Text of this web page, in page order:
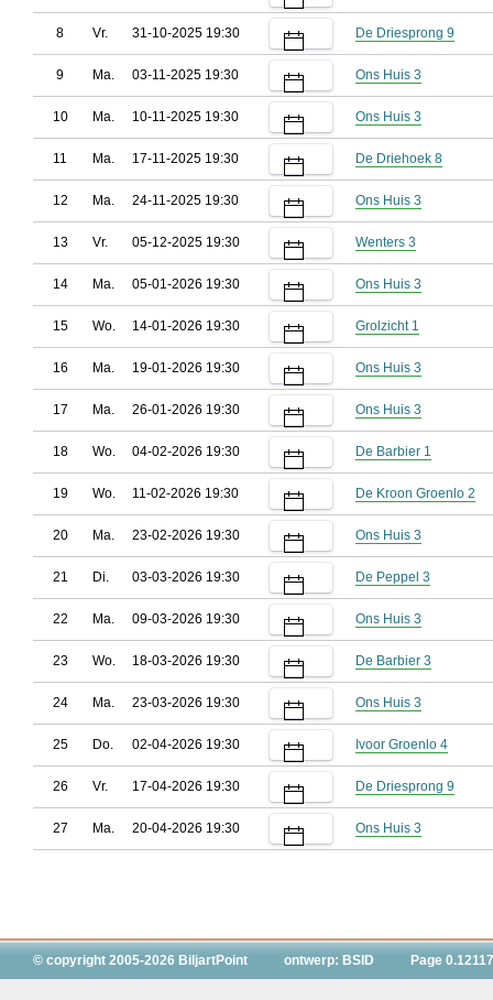
8 Vr. 31-10-2025 19:30 De Driesprong 9
9 Ma. 03-11-2025 19:30 Ons Huis 3
10 Ma. 10-11-2025 19:30 Ons Huis 3
11 Ma. 17-11-2025 19:30 De Driehoek 8
12 Ma. 24-11-2025 19:30 Ons Huis 3
13 Vr. 05-12-2025 19:30 Wenters 3
14 Ma. 05-01-2026 19:30 Ons Huis 3
15 Wo. 14-01-2026 19:30 Grolzicht 1
16 Ma. 19-01-2026 19:30 Ons Huis 3
17 Ma. 26-01-2026 19:30 Ons Huis 3
18 Wo. 04-02-2026 19:30 De Barbier 1
19 Wo. 11-02-2026 19:30 De Kroon Groenlo 2
20 Ma. 23-02-2026 19:30 Ons Huis 3
21 Di. 03-03-2026 19:30 De Peppel 3
22 Ma. 09-03-2026 19:30 Ons Huis 3
23 Wo. 18-03-2026 19:30 De Barbier 3
24 Ma. 23-03-2026 19:30 Ons Huis 3
25 Do. 02-04-2026 19:30 Ivoor Groenlo 4
26 Vr. 17-04-2026 19:30 De Driesprong 9
27 Ma. 20-04-2026 19:30 Ons Huis 3
© copyright 2005-2026 BiljartPoint ontwerp: BSID Page